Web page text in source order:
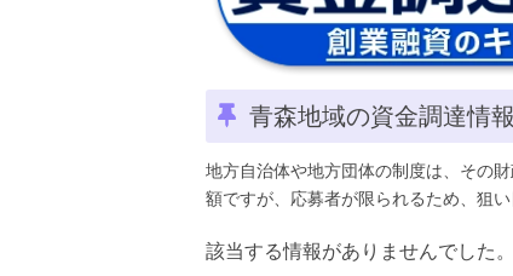
青森地域の資金調達情報
地方自治体や地方団体の制度は、その
額ですが、応募者が限られるため、狙
該当する情報がありませんでした。